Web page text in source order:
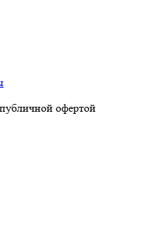
офертой